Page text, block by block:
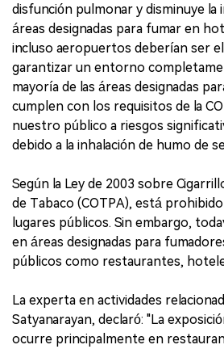
disfunción pulmonar y disminuye la
áreas designadas para fumar en
incluso aeropuertos deberían ser
garantizar un entorno
mayoría de las áreas designadas
cumplen con los requisitos de la
nuestro público a riesgos
debido a la inhalación de humo de
Según la Ley de 2003 sobre
de Tabaco (COTPA), está
lugares públicos. Sin embargo,
en áreas designadas para
públicos como restaurantes,
La experta en actividades
Satyanarayan, declaró: "La
ocurre principalmente en